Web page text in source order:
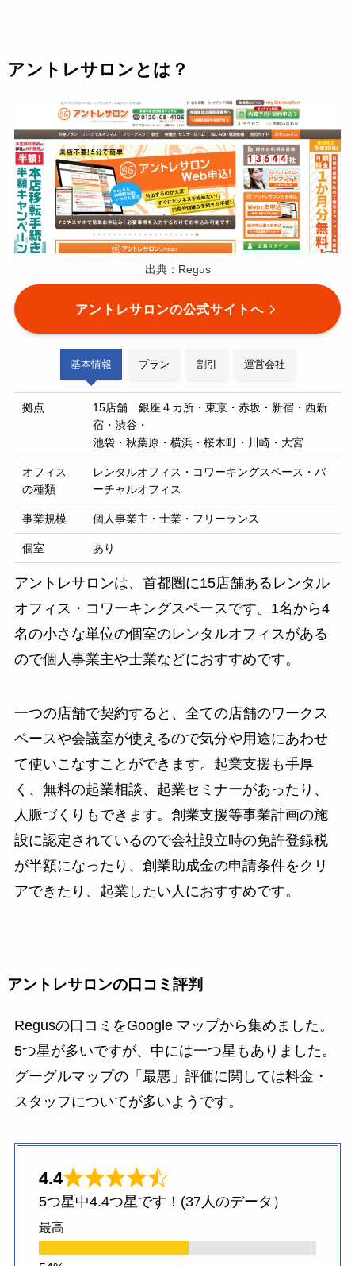
アントレサロンとは？
出典：Regus
アントレサロンの公式サイトへ
基本情報 プラン 割引 運営会社
拠点
15店舗 銀座４カ所・東京・赤坂・新宿・西新
宿・渋谷・
池袋・秋葉原・横浜・桜木町・川崎・大宮
オフィス
の種類
レンタルオフィス・コワーキングスペース・バ
ーチャルオフィス
事業規模 個人事業主・士業・フリーランス
個室 あり
アントレサロンは、首都圏に15店舗あるレンタル
オフィス・コワーキングスペースです。1名から4
名の小さな単位の個室のレンタルオフィスがある
ので個人事業主や士業などにおすすめです。
一つの店舗で契約すると、全ての店舗のワークス
ペースや会議室が使えるので気分や用途にあわせ
て使いこなすことができます。起業支援も手厚
く、無料の起業相談、起業セミナーがあったり、
人脈づくりもできます。創業支援等事業計画の施
設に認定されているので会社設立時の免許登録税
が半額になったり、創業助成金の申請条件をクリ
アできたり、起業したい人におすすめです。
アントレサロンの口コミ評判
Regusの口コミをGoogle マップから集めました。
5つ星が多いですが、中には一つ星もありました。
グーグルマップの「最悪」評価に関しては料金・
スタッフについてが多いようです。
4.4
5つ星中4.4つ星です！(37人のデータ）
最高